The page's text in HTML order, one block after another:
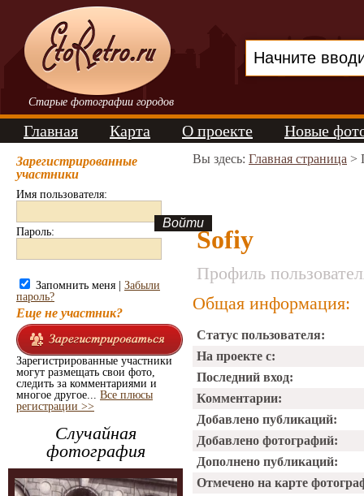
Старые фотографии городов
Главная Карта О проекте Новые
Зарегистрированные
участники
Имя пользователя:
Пароль:
Запомнить меня | Забыли
пароль?
Еще не участник?
Зарегистрированные участники
могут размещать свои фото,
следить за комментариями и
многое другое... Все плюсы
регистрации >>
Случайная
фотография
Вы здесь: Главная страница >
Sofiy
Профиль
Общая информация:
Статус пользователя:
На проекте с:
Последний вход:
Комментарии:
Добавлено публикаций:
Добавлено фотографий:
Дополнено публикаций:
Отмечено на карте